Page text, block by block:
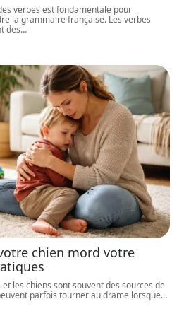
verbes est fondamentale pour
la grammaire française. Les verbes
des…
chien mord votre
les chiens sont souvent des sources de
parfois tourner au drame lorsque…